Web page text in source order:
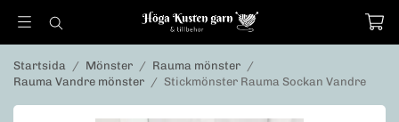
Startsida / Mönster / Rauma mönster /
Rauma Vandre mönster / Stickmönster Rauma Sockan Vandre